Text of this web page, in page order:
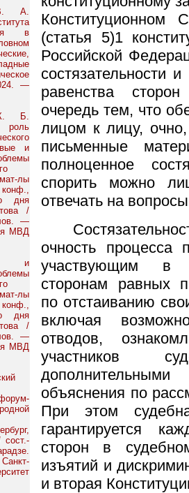
В. А.
в
—
К. Б.
и
лы
дня
/
—
МВД
и
лы
дня
/
—
МВД
Конституционном
(статья 5)1
Российской
состязательности
равенства
очередь тем, что
лицом к лицу,
письменные
полноценное
спорить можно
отвечать на
очность процесса
участвующим в
сторонам равных
по отстаиванию
включая
отводов,
участников
объяснения по
При этом
гарантируется
сторон в
изъятий и
и вторая